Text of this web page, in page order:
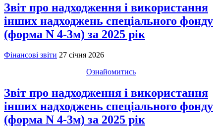
Звіт про надходження і використання
інших надходжень спеціального фонду
(форма N 4-3м) за 2025 рік
Фінансові звіти 27 січня 2026
Ознайомитись
Звіт про надходження і використання
інших надходжень спеціального фонду
(форма N 4-3м) за 2025 рік